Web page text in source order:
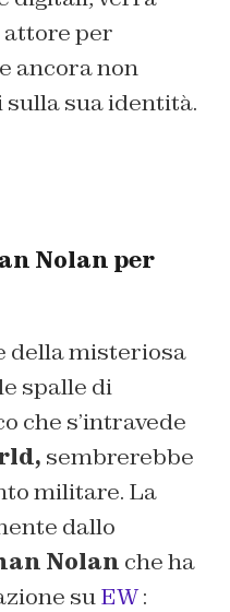
attore per
ancora non
sua identità.
Nolan per
della misteriosa
spalle di
che s’intravede
sembrerebbe
militare. La
dallo
Nolan che ha
suEW: